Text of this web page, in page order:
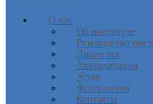
О нас
Об институте
Руководство
Лицензия
Аккредитация
Устав
Фотогалерея
Контакты